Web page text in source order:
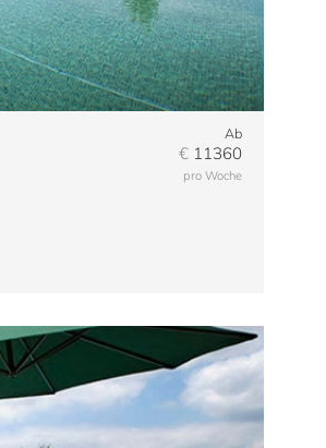
Ab
€ 11360
pro Woche